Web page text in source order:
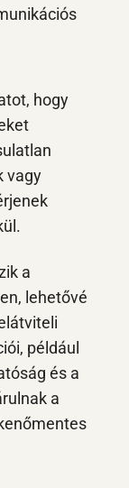
hogy
vagy
a
lehetővé
például
és a
a